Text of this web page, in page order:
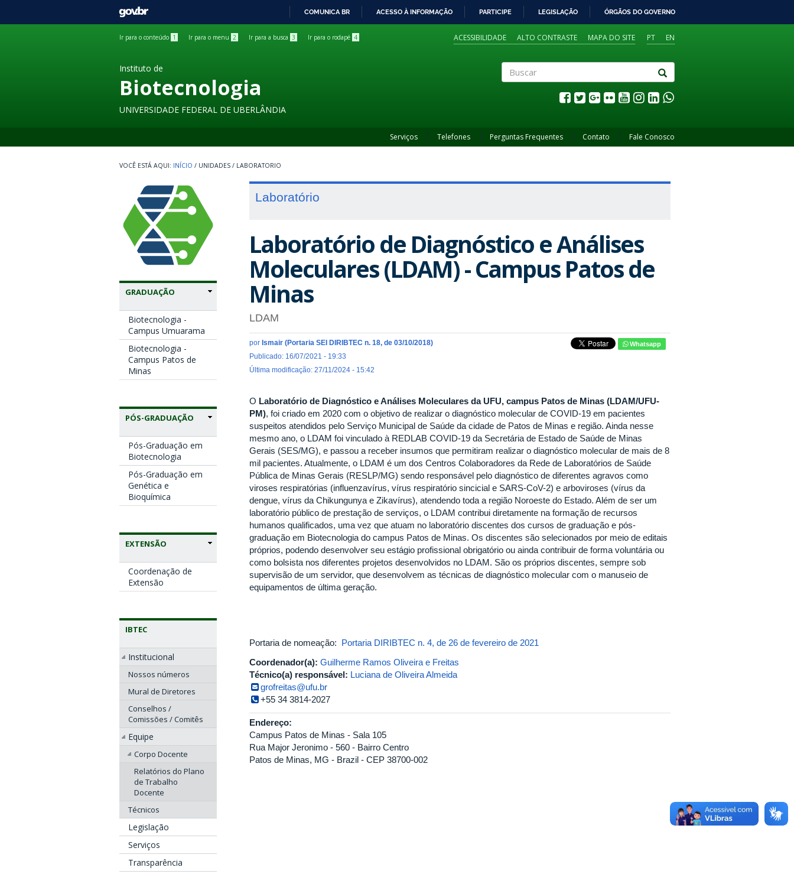
GOVBR
COMUNICA BR ACESSO À INFORMAÇÃO PARTICIPE LEGISLAÇÃO ÓRGÃOS DO GOVERNO
Ir para o conteúdo 1 Ir para o menu 2 Ir para a busca 3 Ir para o rodapé 4 PT EN
ACESSIBILIDADE ALTO CONTRASTE MAPA DO SITE
Instituto de
Biotecnologia
UNIVERSIDADE FEDERAL DE UBERLÂNDIA
Serviços Telefones Perguntas Frequentes Contato Fale Conosco
INÍCIO / UNIDADES / LABORATORIO
GRADUAÇÃO
Biotecnologia -
Campus Umuarama
Biotecnologia -
Campus Patos de
Minas
PÓS-GRADUAÇÃO
Pós-Graduação em
Biotecnologia
Pós-Graduação em
Genética e
Bioquímica
EXTENSÃO
Coordenação de
Extensão
IBTEC
Institucional
Nossos números
Mural de Diretores
Conselhos /
Comissões / Comitês
Equipe
Corpo Docente
Relatórios do Plano
de Trabalho
Docente
Técnicos
Legislação
Serviços
Transparência
Laboratório
Laboratório de Diagnóstico e Análises
Moleculares (LDAM) - Campus Patos de
Minas
LDAM
por Ismair (Portaria SEI DIRIBTEC n. 18, de 03/10/2018)
Publicado: 16/07/2021 - 19:33
Última modificação: 27/11/2024 - 15:42
Whatsapp
O Laboratório de Diagnóstico e Análises Moleculares da UFU, campus Patos de Minas (LDAM/UFU-
PM), foi criado em 2020 com o objetivo de realizar o diagnóstico molecular de COVID-19 em pacientes
suspeitos atendidos pelo Serviço Municipal de Saúde da cidade de Patos de Minas e região. Ainda nesse
mesmo ano, o LDAM foi vinculado à REDLAB COVID-19 da Secretária de Estado de Saúde de Minas
Gerais (SES/MG), e passou a receber insumos que permitiram realizar o diagnóstico molecular de mais de 8
mil pacientes. Atualmente, o LDAM é um dos Centros Colaboradores da Rede de Laboratórios de Saúde
Pública de Minas Gerais (RESLP/MG) sendo responsável pelo diagnóstico de diferentes agravos como
viroses respiratórias (influenzavírus, vírus respiratório sincicial e SARS-CoV-2) e arboviroses (vírus da
dengue, vírus da Chikungunya e Zikavírus), atendendo toda a região Noroeste do Estado. Além de ser um
laboratório público de prestação de serviços, o LDAM contribui diretamente na formação de recursos
humanos qualificados, uma vez que atuam no laboratório discentes dos cursos de graduação e pós-
graduação em Biotecnologia do campus Patos de Minas. Os discentes são selecionados por meio de editais
próprios, podendo desenvolver seu estágio profissional obrigatório ou ainda contribuir de forma voluntária ou
como bolsista nos diferentes projetos desenvolvidos no LDAM. São os próprios discentes, sempre sob
supervisão de um servidor, que desenvolvem as técnicas de diagnóstico molecular com o manuseio de
equipamentos de última geração.
Portaria de nomeação: Portaria DIRIBTEC n. 4, de 26 de fevereiro de 2021
Coordenador(a): Guilherme Ramos Oliveira e Freitas
Técnico(a) responsável: Luciana de Oliveira Almeida
grofreitas@ufu.br
+55 34 3814-2027
Endereço:
Campus Patos de Minas - Sala 105
Rua Major Jeronimo - 560 - Bairro Centro
Patos de Minas, MG - Brazil - CEP 38700-002